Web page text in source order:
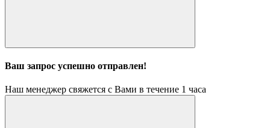
Ваш запрос успешно отправлен!
Наш менеджер свяжется с Вами в течение 1 часа